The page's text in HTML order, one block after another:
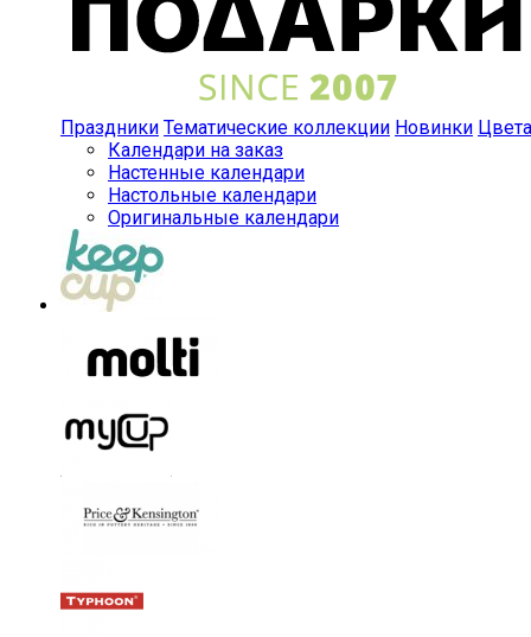
Праздники Тематические коллекции Новинки Цвета
Календари на заказ
Настенные календари
Настольные календари
Оригинальные календари